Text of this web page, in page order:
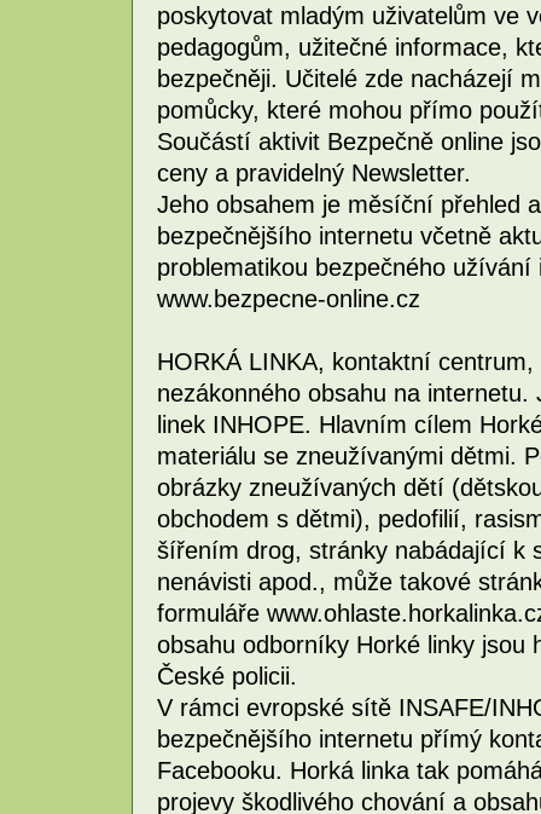
poskytovat mladým uživatelům ve
pedagogům, užitečné informace,
bezpečněji. Učitelé zde nacházejí
pomůcky, které mohou přímo
Součástí aktivit Bezpečně online
ceny a pravidelný Newsletter.
Jeho obsahem je měsíční přehled
bezpečnějšího internetu včetně
problematikou bezpečného užívání
www.bezpecne-online.cz
HORKÁ LINKA, kontaktní
nezákonného obsahu na
linek INHOPE. Hlavním cílem
materiálu se zneužívanými dětmi.
obrázky zneužívaných dětí
obchodem s dětmi), pedofilií,
šířením drog, stránky nabádající k
nenávisti apod., může takové
formuláře
obsahu odborníky Horké linky jsou
České policii.
V rámci evropské sítě INSAFE/
bezpečnějšího internetu přímý
Facebooku. Horká linka tak
projevy škodlivého chování a